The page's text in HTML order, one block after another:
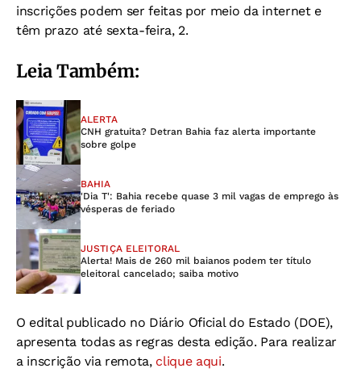
inscrições podem ser feitas por meio da internet e
têm prazo até sexta-feira, 2.
Leia Também:
ALERTA
CNH gratuita? Detran Bahia faz alerta importante
sobre golpe
BAHIA
'Dia T': Bahia recebe quase 3 mil vagas de emprego às
vésperas de feriado
JUSTIÇA ELEITORAL
Alerta! Mais de 260 mil baianos podem ter título
eleitoral cancelado; saiba motivo
O edital publicado no Diário Oficial do Estado (DOE),
apresenta todas as regras desta edição. Para realizar
a inscrição via remota, clique aqui.